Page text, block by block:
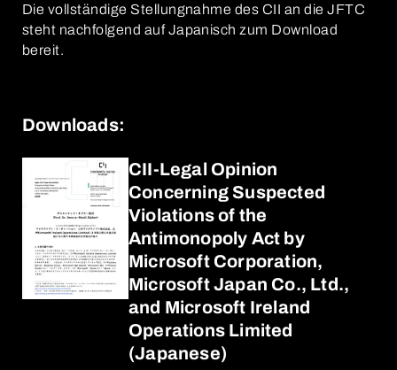
Die vollständige Stellungnahme des CII an die JFTC
steht nachfolgend auf Japanisch zum Download
bereit.
Downloads:
CII-Legal Opinion
Concerning Suspected
Violations of the
Antimonopoly Act by
Microsoft Corporation,
Microsoft Japan Co., Ltd.,
and Microsoft Ireland
Operations Limited
(Japanese)